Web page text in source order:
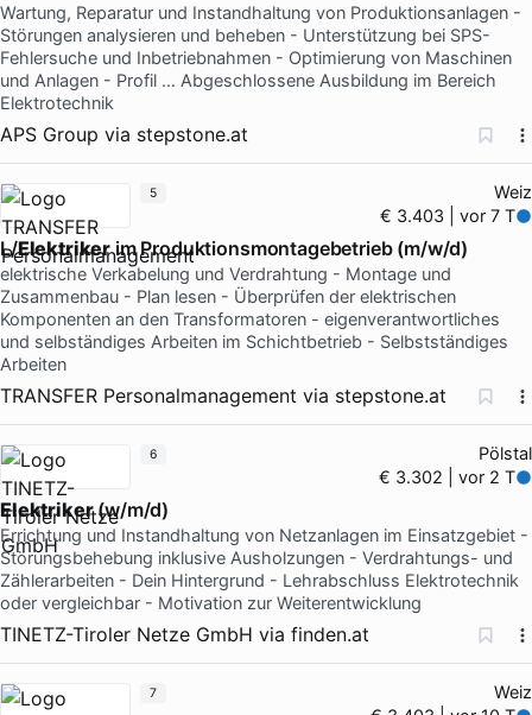
Wartung, Reparatur und Instandhaltung von Produktionsanlagen -
Störungen analysieren und beheben - Unterstützung bei SPS-
Fehlersuche und Inbetriebnahmen - Optimierung von Maschinen
und Anlagen - Profil … Abgeschlossene Ausbildung im Bereich
Elektrotechnik
APS Group via stepstone.at
Weiz
€ 3.403 | vor 7 T
L/Elektrikerim Produktionsmontagebetrieb (m/w/d)
elektrische Verkabelung und Verdrahtung - Montage und
Zusammenbau - Plan lesen - Überprüfen der elektrischen
Komponenten an den Transformatoren - eigenverantwortliches
und selbständiges Arbeiten im Schichtbetrieb - Selbstständiges
Arbeiten
TRANSFER Personalmanagement via stepstone.at
5
Pölstal
€ 3.302 | vor 2 T
Elektriker(w/m/d)
Errichtung und Instandhaltung von Netzanlagen im Einsatzgebiet -
Störungsbehebung inklusive Ausholzungen - Verdrahtungs- und
Zählerarbeiten - Dein Hintergrund - Lehrabschluss Elektrotechnik
oder vergleichbar - Motivation zur Weiterentwicklung
TINETZ-Tiroler Netze GmbH via finden.at
6
Weiz
7